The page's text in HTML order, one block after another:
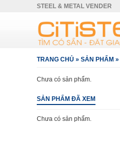
STEEL & METAL VENDER
TRANG CHỦ » SẢN PHẨM »
Chưa có sản phẩm.
SẢN PHẨM ĐÃ XEM
Chưa có sản phẩm.